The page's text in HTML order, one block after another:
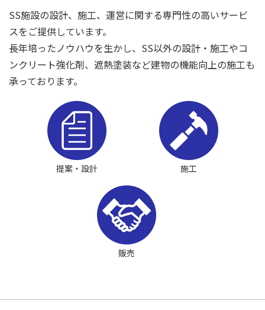
SS施設の設計、施工、運営に関する専門性の高いサービ
スをご提供しています。
長年培ったノウハウを生かし、SS以外の設計・施工やコ
ンクリート強化剤、遮熱塗装など建物の機能向上の施工も
承っております。
提案・設計 施工
販売